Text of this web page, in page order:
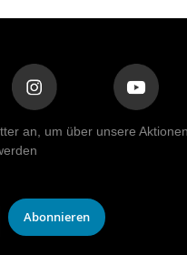
an, um über unsere
Abonnieren